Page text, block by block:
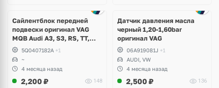
Сайлентблок передней
подвески оригинал VAG
MQB Audi A3, S3, RS, TT,
TTRS, Skoda Octavia A7,
Kodiaq, Karoq, Superb,
Volkswagen Tiguan, Passat,
Golf
5Q0407182A +1
~
4 месяца назад
2,200 ₽ 148
Датчик давления масла
черный 1,20-1,60bar
оригинал VAG
06A919081J +1
AUDI, VW
4 месяца назад
2,500 ₽ 136